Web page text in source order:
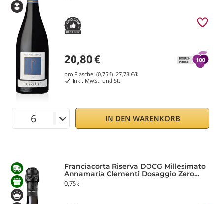
20,80€
pro Flasche (0,75 ℓ) 27,73 €/ℓ
Inkl. MwSt. und St.
IN DEN WARENKORB
Franciacorta Riserva DOCG Millesimato
Annamaria Clementi Dosaggio Zero
2017 Ca' del Bosco
0,75 ℓ